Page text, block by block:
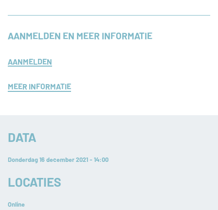
AANMELDEN EN MEER INFORMATIE
AANMELDEN
MEER INFORMATIE
DATA
Donderdag 16 december 2021 - 14:00
LOCATIES
Online